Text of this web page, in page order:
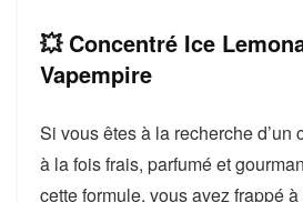
💥 Concentré Ice
Vapempire
Si vous êtes à la recherche d’un
à la fois frais, parfumé et
cette formule, vous avez frappé